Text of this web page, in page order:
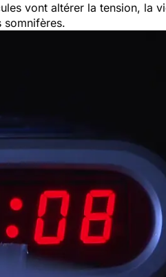
vont altérer la tension, la
somnifères.